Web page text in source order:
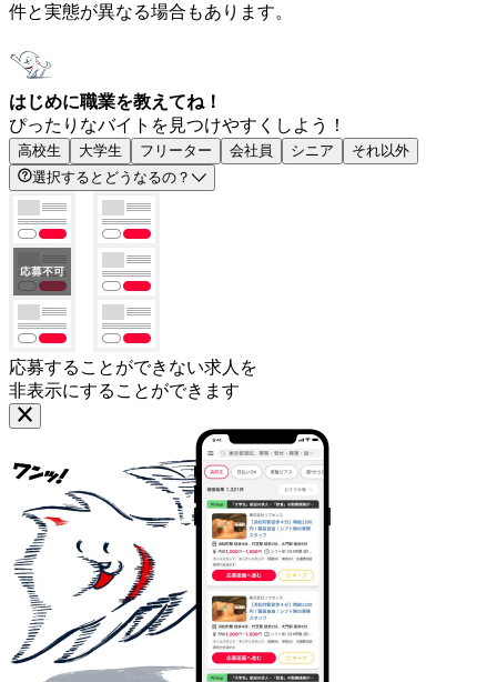
件と実態が異なる場合もあります。
はじめに職業を教えてね！
ぴったりなバイトを見つけやすくしよう！
高校生 大学生 フリーター 会社員 シニア
それ以外
選択するとどうなるの？
応募することができない求人を
非表示にすることができます